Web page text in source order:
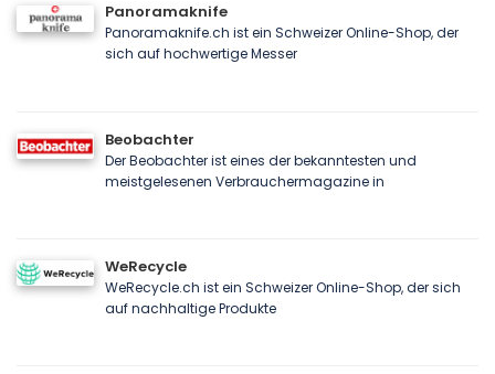
Panoramaknife
Panoramaknife.ch ist ein Schweizer Online-Shop, der
sich auf hochwertige Messer
Beobachter
Der Beobachter ist eines der bekanntesten und
meistgelesenen Verbrauchermagazine in
WeRecycle
WeRecycle.ch ist ein Schweizer Online-Shop, der sich
auf nachhaltige Produkte